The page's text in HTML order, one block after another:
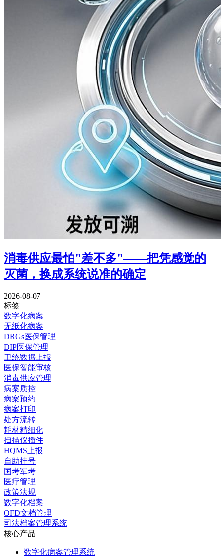
消毒供应最怕"差不多"——把凭感觉的
灭菌，换成系统说准的确定
2026-08-07
标签
数字化病案
无纸化病案
DRGs医保管理
DIP医保管理
卫统数据上报
医保智能审核
消毒供应管理
病案质控
病案预约
病案打印
处方流转
耗材精细化
扫描仪插件
HQMS上报
自助挂号
国考军考
医疗管理
政策法规
数字化档案
OFD文档管理
司法档案管理系统
核心产品
数字化病案管理系统